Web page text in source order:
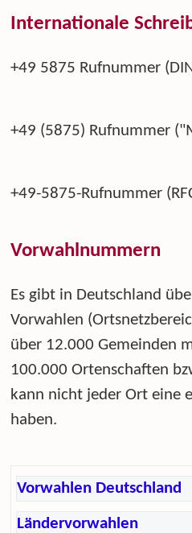
Internationale
+49 5875 Rufnummer
+49 (5875) Rufnummer
+49-5875-Rufnummer
Vorwahlnummern
Es gibt in Deutschland
Vorwahlen
über 12.000 Gemeinden
100.000 Ortenschaften
kann nicht jeder Ort eine
haben.
Vorwahlen Deutschland
Ländervorwahlen